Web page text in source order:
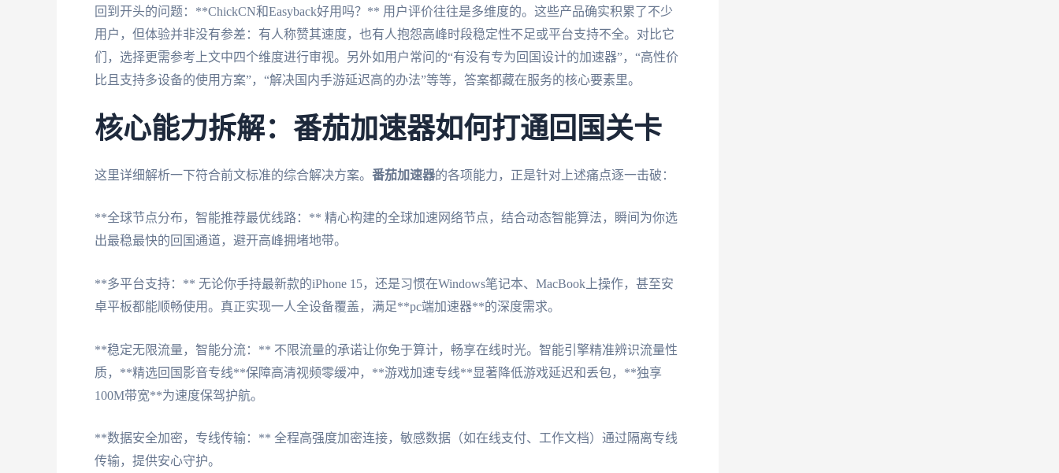
回到开头的问题：**ChickCN和Easyback好用吗？** 用户评价往往是多维度的。这些产品确实积累了不少
用户，但体验并非没有参差：有人称赞其速度，也有人抱怨高峰时段稳定性不足或平台支持不全。对比它
们，选择更需参考上文中四个维度进行审视。另外如用户常问的“有没有专为回国设计的加速器”，“高性价
比且支持多设备的使用方案”，“解决国内手游延迟高的办法”等等，答案都藏在服务的核心要素里。
核心能力拆解：番茄加速器如何打通回国关卡
这里详细解析一下符合前文标准的综合解决方案。 番茄加速器的各项能力，正是针对上述痛点逐一击破：
**全球节点分布，智能推荐最优线路：** 精心构建的全球加速网络节点，结合动态智能算法，瞬间为你选
出最稳最快的回国通道，避开高峰拥堵地带。
**多平台支持：** 无论你手持最新款的iPhone 15，还是习惯在Windows笔记本、MacBook上操作，甚至安
卓平板都能顺畅使用。真正实现一人全设备覆盖，满足**pc端加速器**的深度需求。
**稳定无限流量，智能分流：** 不限流量的承诺让你免于算计，畅享在线时光。智能引擎精准辨识流量性
质，**精选回国影音专线**保障高清视频零缓冲，**游戏加速专线**显著降低游戏延迟和丢包，**独享
100M带宽**为速度保驾护航。
**数据安全加密，专线传输：** 全程高强度加密连接，敏感数据（如在线支付、工作文档）通过隔离专线
传输，提供安心守护。